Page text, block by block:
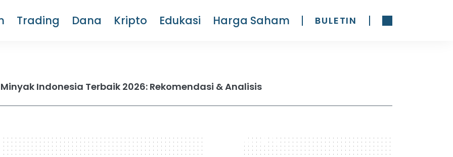
Trading Dana Kripto Edukasi Harga Saham BULETIN
Indonesia Terbaik 2026: Rekomendasi & Analisis
300 x 600